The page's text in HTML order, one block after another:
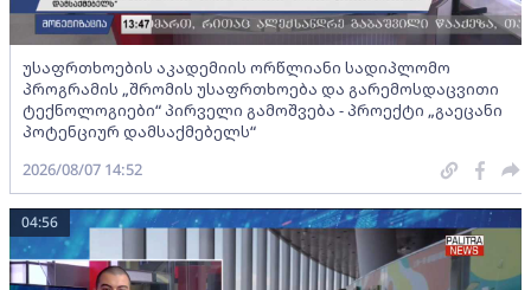
უსაფრთხოების აკადემიის ორწლიანი სადიპლომო
პროგრამის „შრომის უსაფრთხოება და გარემოსდაცვითი
ტექნოლოგიები“ პირველი გამოშვება - პროექტი „გაეცანი
პოტენციურ დამსაქმებელს“
2026/08/07 14:52
04:56